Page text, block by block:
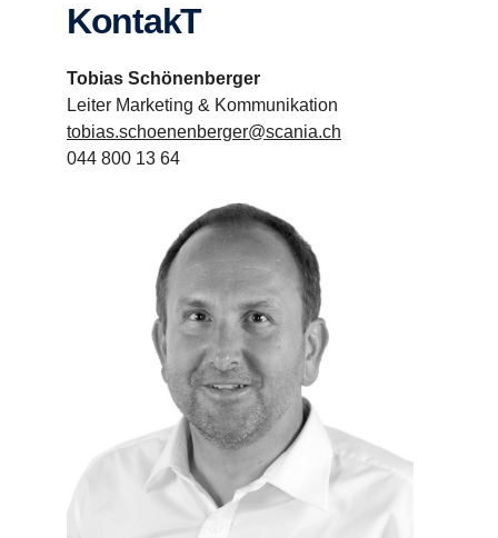
KontakT
Tobias Schönenberger
Leiter Marketing & Kommunikation
tobias.schoenenberger@scania.ch
044 800 13 64